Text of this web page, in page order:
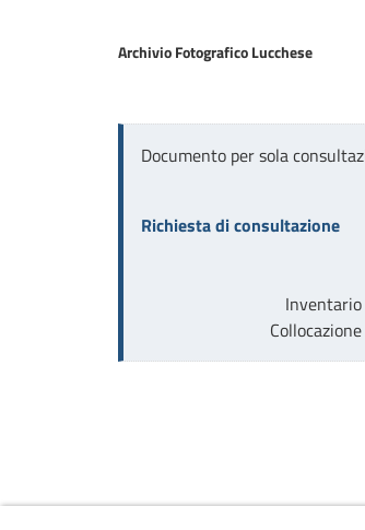
Archivio Fotografico Lucchese
Documento per sola
Richiesta di consultazione
Inventario
Collocazione